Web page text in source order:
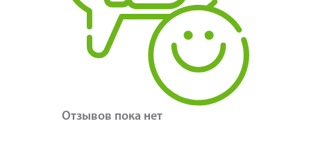
Отзывов пока нет